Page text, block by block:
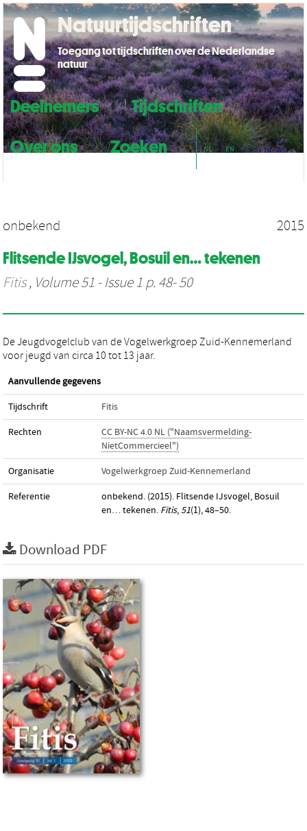
Deelnemers
Tijdschriften
Over ons
Zoeken NL EN
Natuurtijdschriften
Toegang tot tijdschriften over de Nederlandse
natuur
onbekend 2015
Flitsende IJsvogel, Bosuil en… tekenen
Fitis, Volume 51 - Issue 1 p. 48- 50
De Jeugdvogelclub van de Vogelwerkgroep Zuid-Kennemerland
voor jeugd van circa 10 tot 13 jaar.
Aanvullende gegevens
Tijdschrift Fitis
Rechten
CC BY-NC 4.0 NL ("Naamsvermelding-
NietCommercieel")
Organisatie Vogelwerkgroep Zuid-Kennemerland
Referentie
onbekend. (2015). Flitsende IJsvogel, Bosuil
en… tekenen. Fitis,51(1), 48–50.
Download PDF